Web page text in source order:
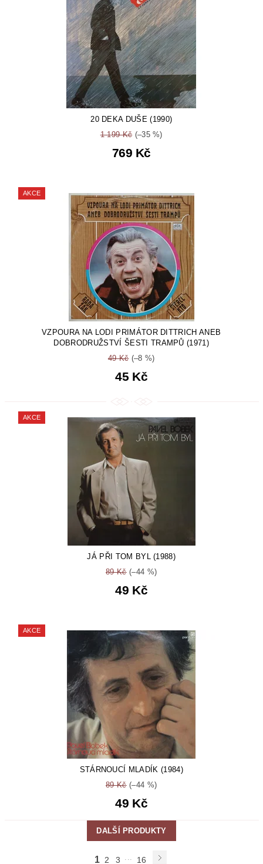
20 DEKA DUŠE (1990)
1 199 Kč(–35 %)
769 Kč
AKCE
VZPOURA NA LODI PRIMÁTOR DITTRICH ANEB
DOBRODRUŽSTVÍ ŠESTI TRAMPŮ (1971)
49 Kč(–8 %)
45 Kč
AKCE
JÁ PŘI TOM BYL (1988)
89 Kč(–44 %)
49 Kč
AKCE
STÁRNOUCÍ MLADÍK (1984)
89 Kč(–44 %)
49 Kč
DALŠÍ PRODUKTY
1 2 3 ... 16